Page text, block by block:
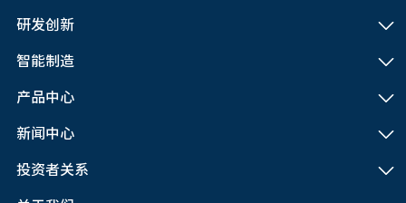
研发创新
智能制造
产品中心
新闻中心
投资者关系